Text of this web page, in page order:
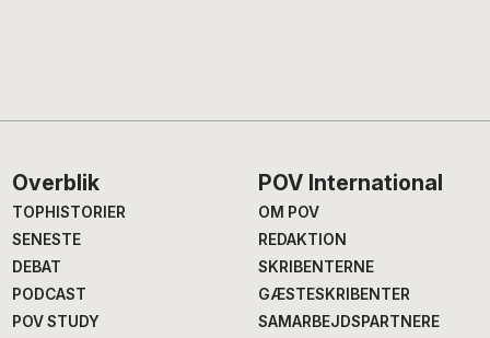
Footer
Overblik
TOPHISTORIER
SENESTE
DEBAT
PODCAST
POV STUDY
POV International
OM POV
REDAKTION
SKRIBENTERNE
GÆSTESKRIBENTER
SAMARBEJDSPARTNERE